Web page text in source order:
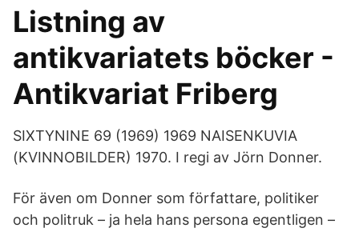
Listning av
antikvariatets böcker -
Antikvariat Friberg
SIXTYNINE 69 (1969) 1969 NAISENKUVIA
(KVINNOBILDER) 1970. I regi av Jörn Donner.
För även om Donner som författare, politiker
och politruk – ja hela hans persona egentligen –